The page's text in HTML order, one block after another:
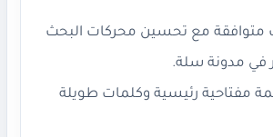
متوافقة مع تحسين محركات البحث
في مدونة سلة.
مفتاحية رئيسية وكلمات طويلة